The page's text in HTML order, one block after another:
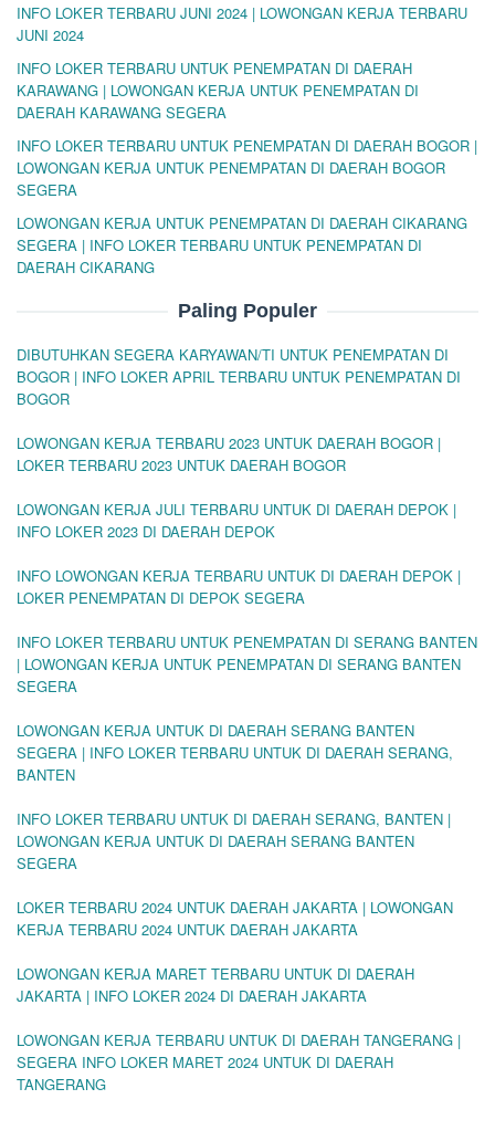
INFO LOKER TERBARU JUNI 2024 | LOWONGAN KERJA TERBARU
JUNI 2024
INFO LOKER TERBARU UNTUK PENEMPATAN DI DAERAH
KARAWANG | LOWONGAN KERJA UNTUK PENEMPATAN DI
DAERAH KARAWANG SEGERA
INFO LOKER TERBARU UNTUK PENEMPATAN DI DAERAH BOGOR |
LOWONGAN KERJA UNTUK PENEMPATAN DI DAERAH BOGOR
SEGERA
LOWONGAN KERJA UNTUK PENEMPATAN DI DAERAH CIKARANG
SEGERA | INFO LOKER TERBARU UNTUK PENEMPATAN DI
DAERAH CIKARANG
Paling Populer
DIBUTUHKAN SEGERA KARYAWAN/TI UNTUK PENEMPATAN DI
BOGOR | INFO LOKER APRIL TERBARU UNTUK PENEMPATAN DI
BOGOR
LOWONGAN KERJA TERBARU 2023 UNTUK DAERAH BOGOR |
LOKER TERBARU 2023 UNTUK DAERAH BOGOR
LOWONGAN KERJA JULI TERBARU UNTUK DI DAERAH DEPOK |
INFO LOKER 2023 DI DAERAH DEPOK
INFO LOWONGAN KERJA TERBARU UNTUK DI DAERAH DEPOK |
LOKER PENEMPATAN DI DEPOK SEGERA
INFO LOKER TERBARU UNTUK PENEMPATAN DI SERANG BANTEN
| LOWONGAN KERJA UNTUK PENEMPATAN DI SERANG BANTEN
SEGERA
LOWONGAN KERJA UNTUK DI DAERAH SERANG BANTEN
SEGERA | INFO LOKER TERBARU UNTUK DI DAERAH SERANG,
BANTEN
INFO LOKER TERBARU UNTUK DI DAERAH SERANG, BANTEN |
LOWONGAN KERJA UNTUK DI DAERAH SERANG BANTEN
SEGERA
LOKER TERBARU 2024 UNTUK DAERAH JAKARTA | LOWONGAN
KERJA TERBARU 2024 UNTUK DAERAH JAKARTA
LOWONGAN KERJA MARET TERBARU UNTUK DI DAERAH
JAKARTA | INFO LOKER 2024 DI DAERAH JAKARTA
LOWONGAN KERJA TERBARU UNTUK DI DAERAH TANGERANG |
SEGERA INFO LOKER MARET 2024 UNTUK DI DAERAH
TANGERANG